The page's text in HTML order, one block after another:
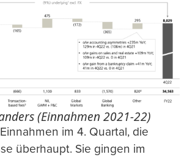
(Einnahmen 2021-22)
im 4. Quartal, die
überhaupt. Sie gingen im